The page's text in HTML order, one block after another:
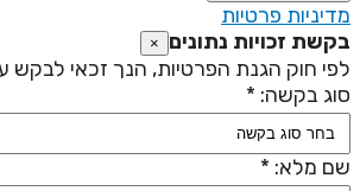
מדיניות פרטיות
בקשת זכויות נתונים
×
לפי חוק הגנת הפרטיות, הנך זכאי לבקש
סוג בקשה: *
שם מלא: *